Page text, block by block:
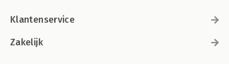
Klantenservice
Zakelijk